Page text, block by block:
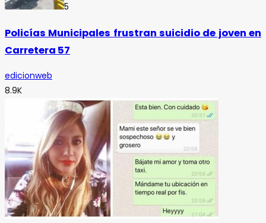
5
Policías Municipales frustran suicidio de joven en
Carretera 57
edicionweb
8.9K